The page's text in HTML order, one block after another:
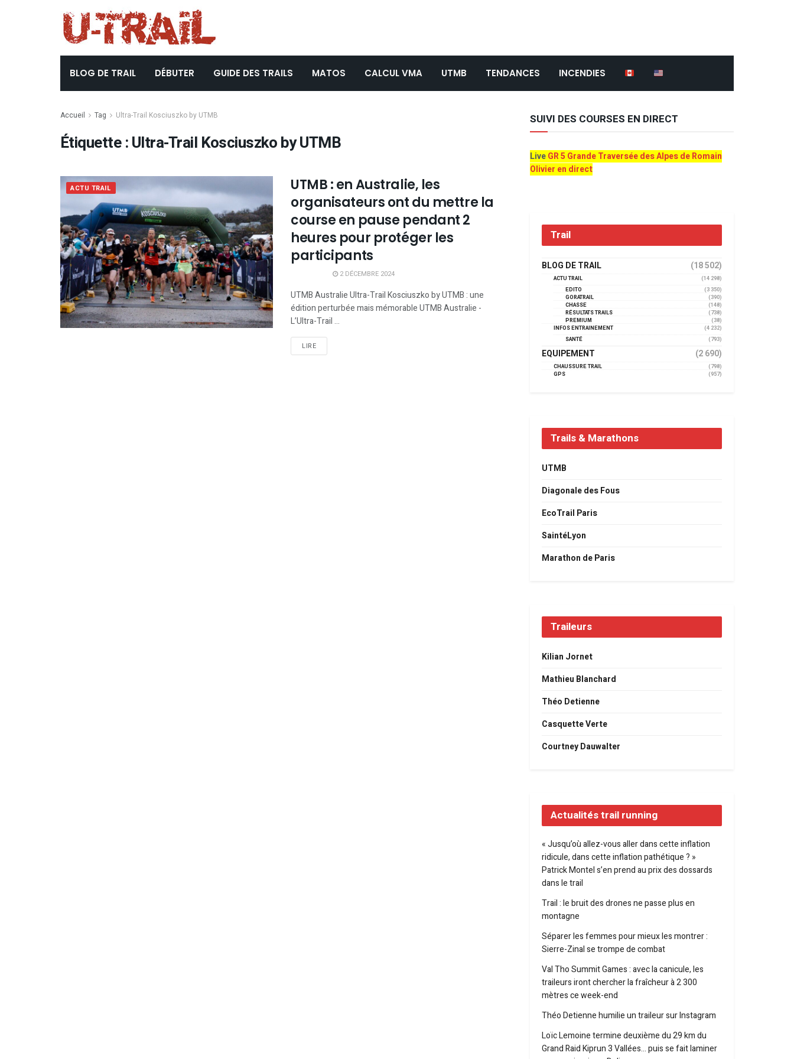
BLOG DE TRAIL DÉBUTER GUIDE DES TRAILS MATOS CALCUL VMA UTMB TENDANCES INCENDIES
Accueil Tag Ultra-Trail Kosciuszko by UTMB
Étiquette :Ultra-Trail Kosciuszko by UTMB
ACTU TRAIL
UTMB : en Australie, les
organisateurs ont du mettre la
course en pause pendant 2
heures pour protéger les
participants
2 DÉCEMBRE 2024
UTMB Australie Ultra-Trail Kosciuszko by UTMB : une
édition perturbée mais mémorable UTMB Australie -
L’Ultra-Trail ...
LIRE
SUIVI DES COURSES EN DIRECT
LiveGR 5 Grande Traversée des Alpes de Romain
Olivier en direct
Trail
BLOG DE TRAIL (18 502)
ACTU TRAIL
(14 298)
EDITO
(3 350)
GORATRAIL
(390)
CHASSE
(148)
RÉSULTATS TRAILS
(738)
PREMIUM
(38)
INFOS ENTRAINEMENT
(4 232)
SANTÉ
(793)
EQUIPEMENT (2 690)
CHAUSSURE TRAIL
(798)
GPS
(957)
Trails & Marathons
UTMB
Diagonale des Fous
EcoTrail Paris
SaintéLyon
Marathon de Paris
Traileurs
Kilian Jornet
Mathieu Blanchard
Théo Detienne
Casquette Verte
Courtney Dauwalter
Actualités trail running
« Jusqu’où allez-vous aller dans cette inflation
ridicule, dans cette inflation pathétique ? »
Patrick Montel s’en prend au prix des dossards
dans le trail
Trail : le bruit des drones ne passe plus en
montagne
Séparer les femmes pour mieux les montrer :
Sierre-Zinal se trompe de combat
Val Tho Summit Games : avec la canicule, les
traileurs iront chercher la fraîcheur à 2 300
mètres ce week-end
Théo Detienne humilie un traileur sur Instagram
Loïc Lemoine termine deuxième du 29 km du
Grand Raid Kiprun 3 Vallées… puis se fait laminer